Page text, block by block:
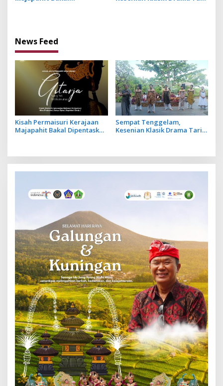
n
News Feed
Kisah Permaisuri Kerajaan
Majapahit Bakal Dipentaskan
Sempat Tenggelam,
Kesenian Klasik Drama Tari